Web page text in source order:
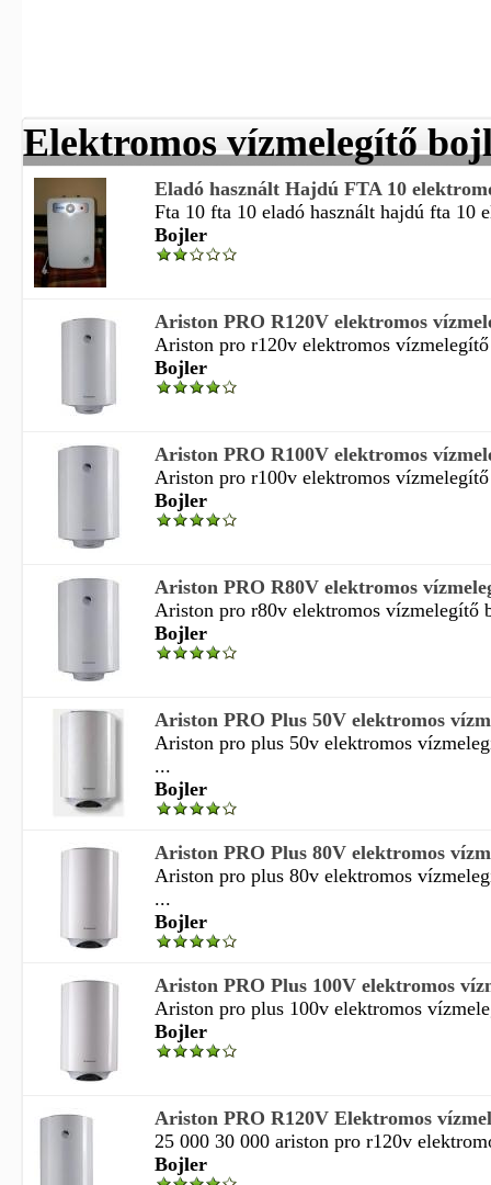
Elektromos vízmelegítő
Eladó használt Hajdú FTA 10
Fta 10 fta 10 eladó használt hajdú fta 10
Bojler
Ariston PRO R120V elektromos
Ariston pro r120v elektromos
Bojler
Ariston PRO R100V elektromos
Ariston pro r100v elektromos
Bojler
Ariston PRO R80V elektromos
Ariston pro r80v elektromos vízmelegítő
Bojler
Ariston PRO Plus 50V elektromos
Ariston pro plus 50v elektromos
...
Bojler
Ariston PRO Plus 80V elektromos
Ariston pro plus 80v elektromos
...
Bojler
Ariston PRO Plus 100V elektromos
Ariston pro plus 100v elektromos
Bojler
Ariston PRO R120V Elektromos
25 000 30 000 ariston pro r120v
Bojler